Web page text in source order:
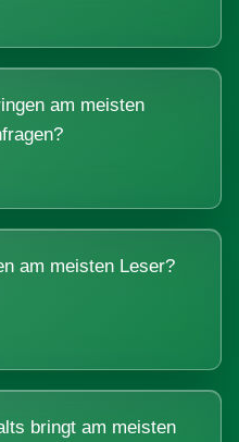
am meisten
am meisten Leser?
bringt am meisten